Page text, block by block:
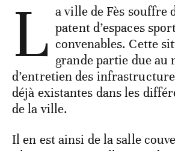
L a ville de Fès souffre
patent d’espaces
convenables. Cette
grande partie due au
d’entretien des
déjà existantes dans les
de la ville.
Il en est ainsi de la salle